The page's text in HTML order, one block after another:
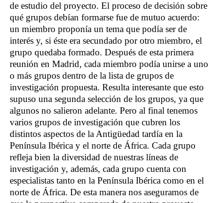
de estudio del proyecto. El proceso de decisión sobre
qué grupos debían formarse fue de mutuo acuerdo:
un miembro proponía un tema que podía ser de
interés y, si éste era secundado por otro miembro, el
grupo quedaba formado. Después de esta primera
reunión en Madrid, cada miembro podía unirse a uno
o más grupos dentro de la lista de grupos de
investigación propuesta. Resulta interesante que esto
supuso una segunda selección de los grupos, ya que
algunos no salieron adelante. Pero al final tenemos
varios grupos de investigación que cubren los
distintos aspectos de la Antigüedad tardía en la
Península Ibérica y el norte de África. Cada grupo
refleja bien la diversidad de nuestras líneas de
investigación y, además, cada grupo cuenta con
especialistas tanto en la Península Ibérica como en el
norte de África. De esta manera nos aseguramos de